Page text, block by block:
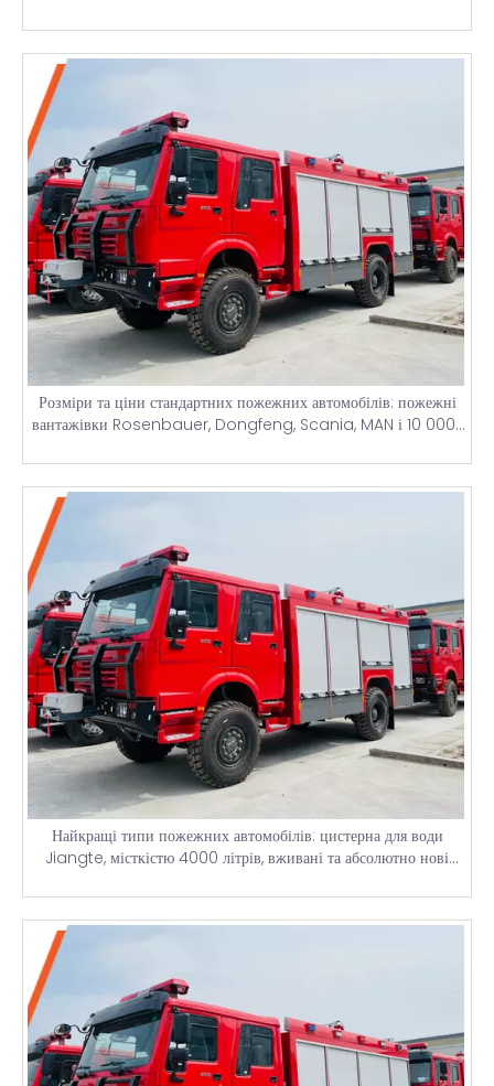
Розміри та ціни стандартних пожежних автомобілів: пожежні
вантажівки Rosenbauer, Dongfeng, Scania, MAN і 10 000-
Найкращі типи пожежних автомобілів: цистерна для води
Jiangte, місткістю 4000 літрів, вживані та абсолютно нові